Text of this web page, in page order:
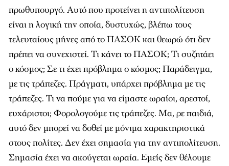
πρωθυπουργό. Αυτό που προτείνει η αντιπολίτευση
είναι η λογική την οποία, δυστυχώς, βλέπω τους
τελευταίους μήνες από το ΠΑΣΟΚ και θεωρώ ότι δεν
πρέπει να συνεχιστεί. Τι κάνει το ΠΑΣΟΚ; Τι συζητάει
ο κόσμος; Σε τι έχει πρόβλημα ο κόσμος; Παράδειγμα,
με τις τράπεζες. Πράγματι, υπάρχει πρόβλημα με τις
τράπεζες. Τι να πούμε για να είμαστε ωραίοι, αρεστοί,
ευχάριστοι; Φορολογούμε τις τράπεζες. Μα, ρε παιδιά,
αυτό δεν μπορεί να δοθεί με μόνιμα χαρακτηριστικά
στους πολίτες. Δεν έχει σημασία για την αντιπολίτευση.
Σημασία έχει να ακούγεται ωραία. Εμείς δεν θέλουμε